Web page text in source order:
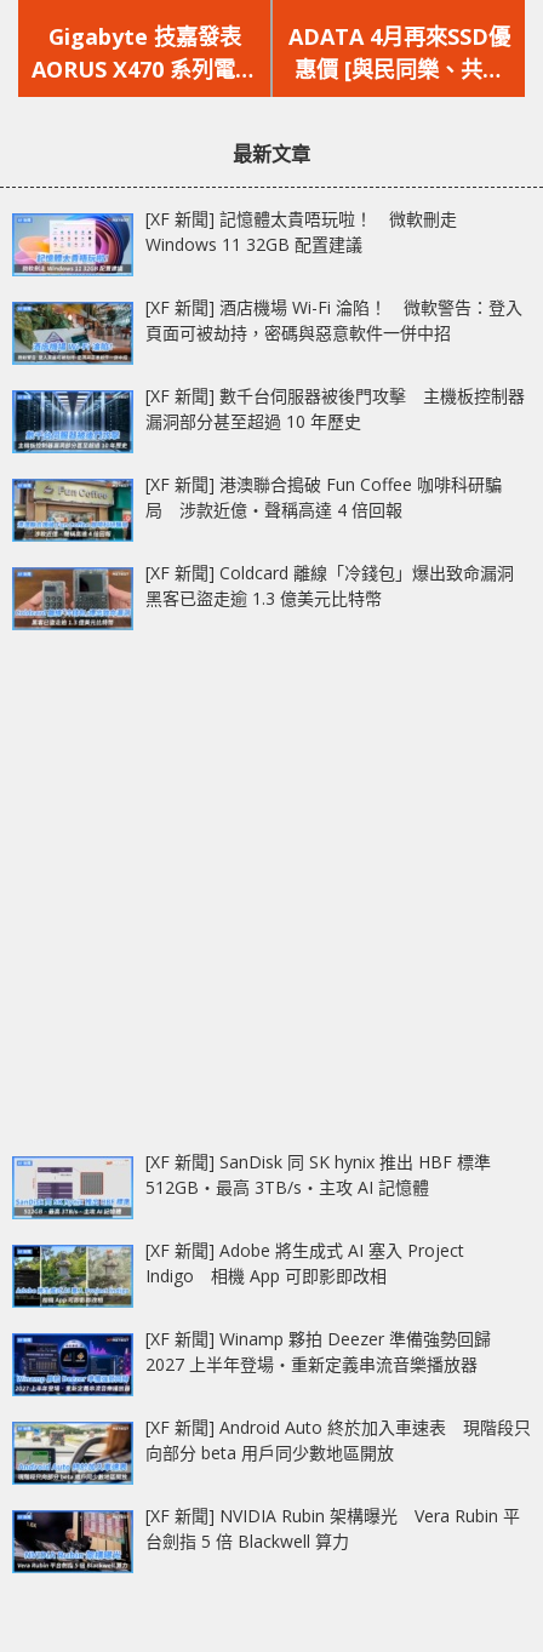
一
篇
文
Gigabyte 技嘉發表
AORUS X470 系列電競
主機板
一
篇
文
ADATA 4月再來SSD優
惠價 [與民同樂、共渡
時艱]
最新文章
[XF 新聞] 記憶體太貴唔玩啦！ 微軟刪走
Windows 11 32GB 配置建議
[XF 新聞] 酒店機場 Wi-Fi 淪陷！ 微軟警告：登入
頁面可被劫持，密碼與惡意軟件一併中招
[XF 新聞] 數千台伺服器被後門攻擊 主機板控制器
漏洞部分甚至超過 10 年歷史
[XF 新聞] 港澳聯合搗破 Fun Coffee 咖啡科研騙
局 涉款近億‧聲稱高達 4 倍回報
[XF 新聞] Coldcard 離線「冷錢包」爆出致命漏洞
黑客已盜走逾 1.3 億美元比特幣
[XF 新聞] SanDisk 同 SK hynix 推出 HBF 標準
512GB‧最高 3TB/s‧主攻 AI 記憶體
[XF 新聞] Adobe 將生成式 AI 塞入 Project
Indigo 相機 App 可即影即改相
[XF 新聞] Winamp 夥拍 Deezer 準備強勢回歸
2027 上半年登場‧重新定義串流音樂播放器
[XF 新聞] Android Auto 終於加入車速表 現階段只
向部分 beta 用戶同少數地區開放
[XF 新聞] NVIDIA Rubin 架構曝光 Vera Rubin 平
台劍指 5 倍 Blackwell 算力